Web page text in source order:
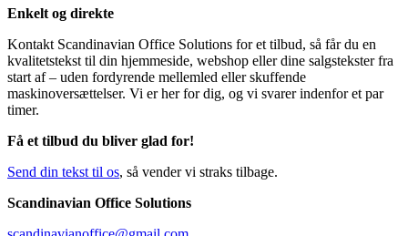
Enkelt og direkte
Kontakt Scandinavian Office Solutions for et tilbud, så får du en
kvalitetstekst til din hjemmeside, webshop eller dine salgstekster fra
start af – uden fordyrende mellemled eller skuffende
maskinoversættelser. Vi er her for dig, og vi svarer indenfor et par
timer.
Få et tilbud du bliver glad for!
Send din tekst til os, så vender vi straks tilbage.
Scandinavian Office Solutions